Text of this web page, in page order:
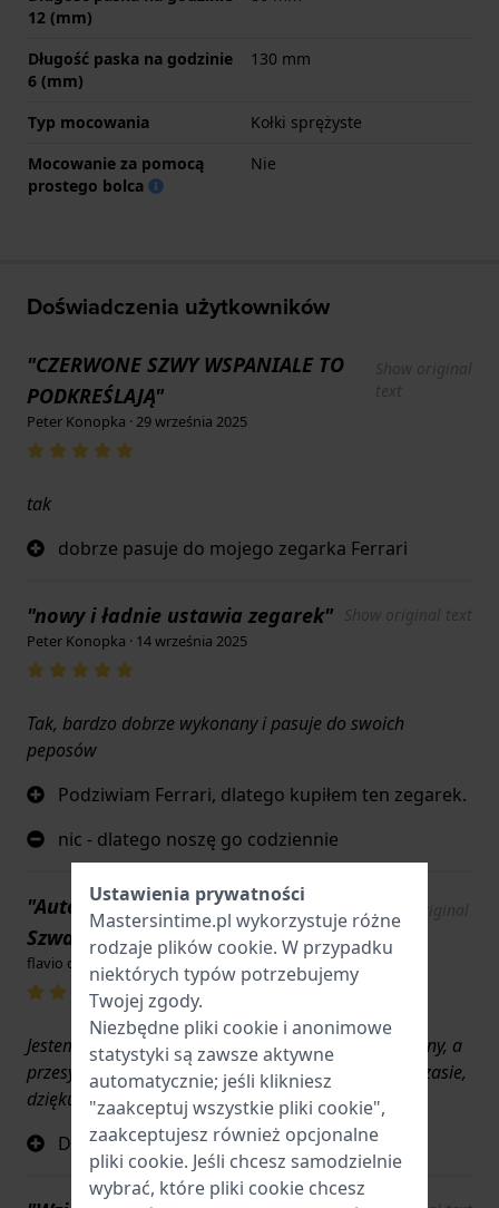
12 (mm)
Długość paska na godzinie
6 (mm)
130 mm
Typ mocowania
Kołki sprężyste
Mocowanie za pomocą
prostego bolca
Nie
Doświadczenia użytkowników
"CZERWONE SZWY WSPANIALE TO
PODKREŚLAJĄ"
Show original
text
Peter Konopka · 29 września 2025
tak
dobrze pasuje do mojego zegarka Ferrari
"nowy i ładnie ustawia zegarek" Show original text
Peter Konopka · 14 września 2025
Tak, bardzo dobrze wykonany i pasuje do swoich
peposów
Podziwiam Ferrari, dlatego kupiłem ten zegarek.
nic - dlatego noszę go codziennie
"Automatyczna mechanika ferrari
Szwajcaria"
Show original
text
flavio dossena · 14 kwietnia 2025
Jestem w pełni usatysfakcjonowany, pasek jest idealny, a
przesyłka również była prawidłowa w określonym czasie,
dziękuję
Doskonała zgodność z oryginałem
Ustawienia prywatności
Mastersintime.pl wykorzystuje różne
rodzaje plików cookie. W przypadku
niektórych typów potrzebujemy
Twojej zgody.
Niezbędne pliki cookie i anonimowe
statystyki są zawsze aktywne
automatycznie; jeśli klikniesz
"zaakceptuj wszystkie pliki cookie",
zaakceptujesz również opcjonalne
pliki cookie. Jeśli chcesz samodzielnie
wybrać, które pliki cookie chcesz